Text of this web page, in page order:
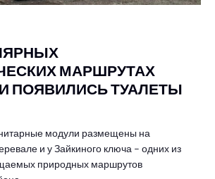
МАРШРУТАХ
ПОЯВИЛИСЬ ТУАЛЕТЫ
модули размещены на
и у Зайкиного ключа – одних из
природных маршрутов